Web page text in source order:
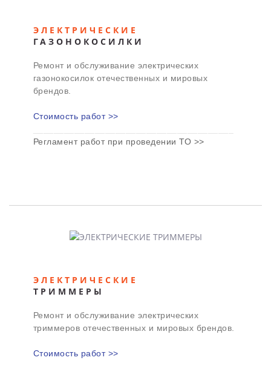
ЭЛЕКТРИЧЕСКИЕ
ГАЗОНОКОСИЛКИ
Ремонт и обслуживание электрических
газонокосилок отечественных и мировых
брендов.
Стоимость работ >>
Регламент работ при проведении ТО >>
ЭЛЕКТРИЧЕСКИЕ
ТРИММЕРЫ
Ремонт и обслуживание электрических
триммеров отечественных и мировых брендов.
Стоимость работ >>